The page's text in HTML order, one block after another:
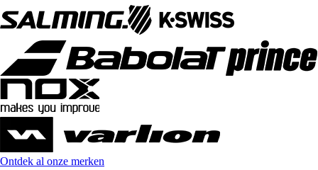
Ontdek al onze merken